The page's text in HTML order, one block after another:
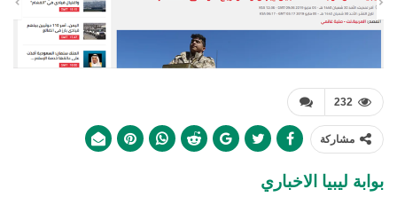
232
مشاركة
بوابة ليبيا الاخباري